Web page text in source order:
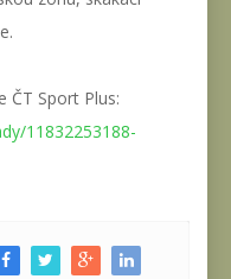
ČT Sport Plus:
11832253188-